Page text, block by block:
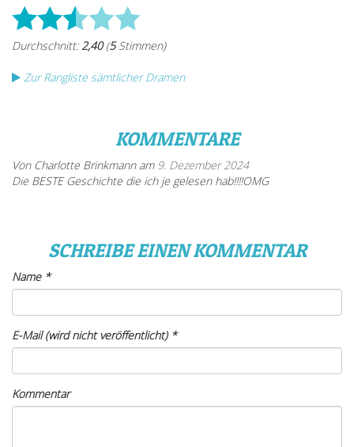
Zur Rangliste sämtlicher Dramen
KOMMENTARE
Von Charlotte Brinkmann am 9. Dezember 2024
Die BESTE Geschichte die ich je gelesen hab!!!!OMG
SCHREIBE EINEN KOMMENTAR
Name*
E-Mail (wird nicht veröffentlicht)*
Kommentar